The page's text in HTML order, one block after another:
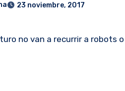
23 noviembre, 2017